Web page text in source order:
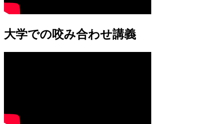
大学での咬み合わせ講義